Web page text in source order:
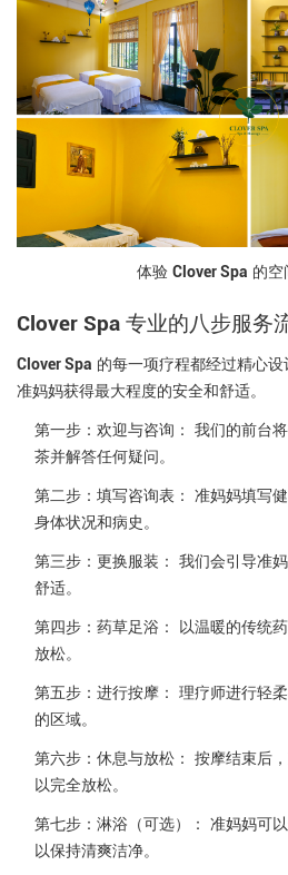
体验 Clover Spa 的空
Clover Spa 专业的八步服务
Clover Spa 的每一项疗程都经过精心
准妈妈获得最大程度的安全和舒适。
第一步：欢迎与咨询：
我们的前台
茶并解答任何疑问。
第二步：填写咨询表：
准妈妈填写
身体状况和病史。
第三步：更换服装：
我们会引导准
舒适。
第四步：药草足浴：
以温暖的传统
放松。
第五步：进行按摩：
理疗师进行轻
的区域。
第六步：休息与放松：
按摩结束后
以完全放松。
第七步：淋浴（可选）：
准妈妈可
以保持清爽洁净。